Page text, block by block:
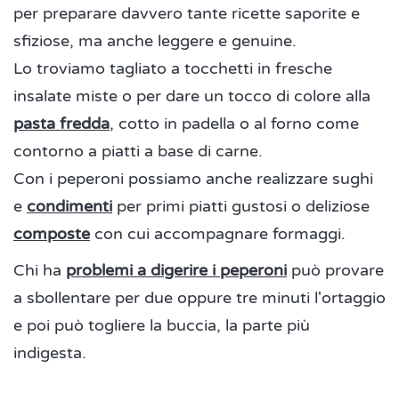
per preparare davvero tante ricette saporite e
sfiziose, ma anche leggere e genuine.
Lo troviamo tagliato a tocchetti in fresche
insalate miste o per dare un tocco di colore alla
pasta fredda, cotto in padella o al forno come
contorno a piatti a base di carne.
Con i peperoni possiamo anche realizzare sughi
e condimenti per primi piatti gustosi o deliziose
compostecon cui accompagnare formaggi.
Chi ha problemi a digerire i peperoni può provare
a sbollentare per due oppure tre minuti l'ortaggio
e poi può togliere la buccia, la parte più
indigesta.